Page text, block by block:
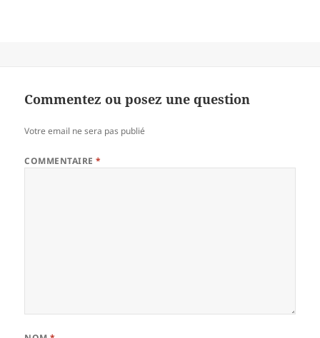
Commentez ou posez une question
Votre email ne sera pas publié
COMMENTAIRE*